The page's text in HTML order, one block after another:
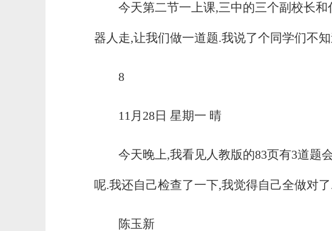
今天第二节一上课,三中的三个副校长
器人走,让我们做一道题.我说了个同学们不
8
11月28日 星期一 晴
今天晚上,我看见人教版的83页有3道题
呢.我还自己检查了一下,我觉得自己全做对
陈玉新